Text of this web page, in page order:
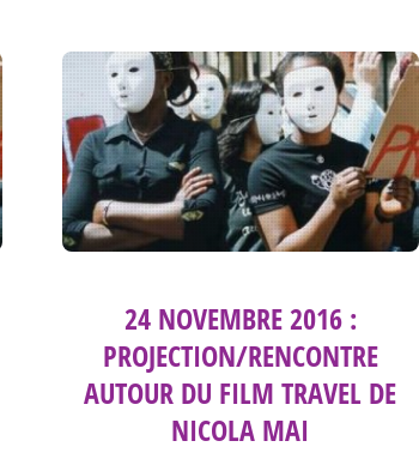
24 NOVEMBRE 2016 :
PROJECTION/RENCONTRE
AUTOUR DU FILM TRAVEL DE
NICOLA MAI